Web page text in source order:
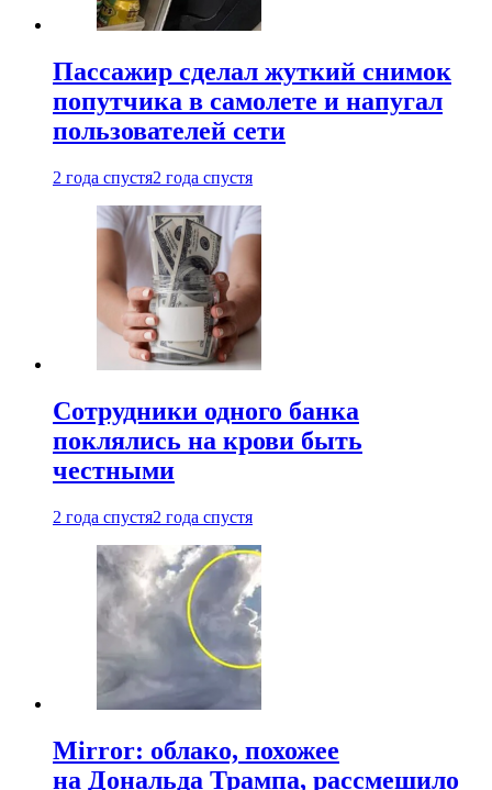
Пассажир сделал жуткий снимок
попутчика в самолете и напугал
пользователей сети
2 года спустя2 года спустя
Сотрудники одного банка
поклялись на крови быть
честными
2 года спустя2 года спустя
Mirror: облако, похожее
на Дональда Трампа, рассмешило